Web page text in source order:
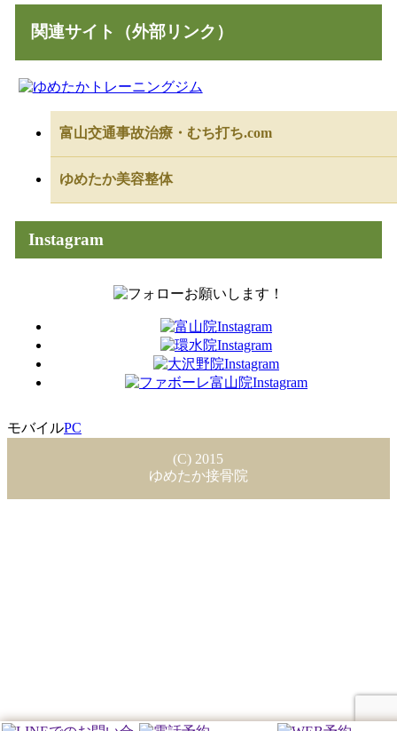
関連サイト（外部リンク）
富山交通事故治療・むち打ち.com
ゆめたか美容整体
Instagram
モバイルPC
(C) 2015
ゆめたか接骨院